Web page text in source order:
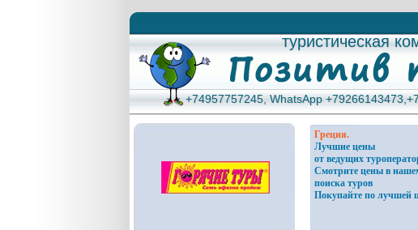
туристическая
туристическая
+74957757245, WhatsApp
+74957757245, WhatsApp
Греция.
Лучшие цены
от ведущих
Смотрите цены в
поиска туров
Покупайте по лучшей